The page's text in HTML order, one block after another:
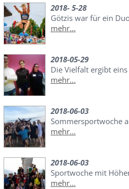
2018- 5-28
Götzis war für ein
mehr...
2018-05-29
Die Vielfalt ergibt eins
mehr...
2018-06-03
Sommersportwoche
mehr...
2018-06-03
Sportwoche mit
mehr...